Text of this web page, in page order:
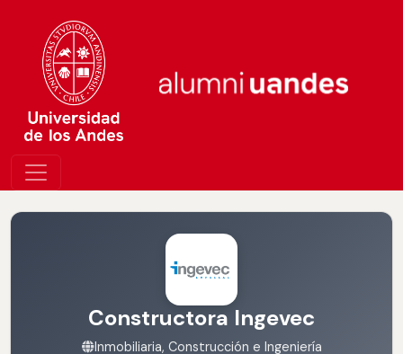
Constructora Ingevec
Inmobiliaria, Construcción e Ingeniería